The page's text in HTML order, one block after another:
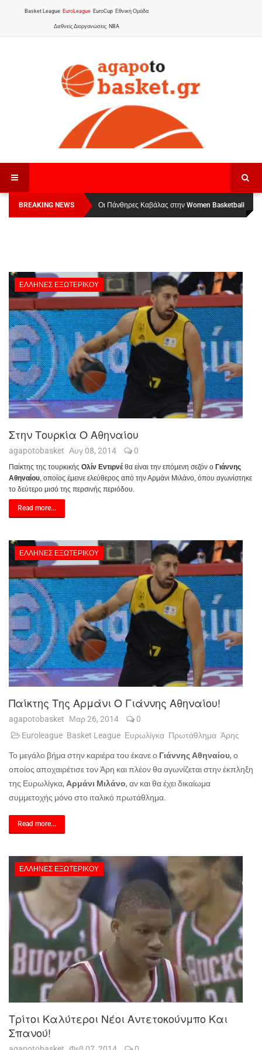
Basket League EuroLeague EuroCup Εθνική Ομάδα
Διεθνείς Διοργανώσεις NBA
BREAKING NEWS
Οι Πάνθηρες Καβάλας στην Women Basketball
League 1
Αναχώρησε για τα Γιάννενα η Εθνική Γυναικών
ΈΛΛΗΝΕΣ ΕΞΩΤΕΡΙΚΟΎ
Στην Τουρκία Ο Αθηναίου
agapotobasket Αυγ 08, 2014 0
Παίκτης της τουρκικής Ολίν Εντιρνέθα είναι την επόμενη σεζόν ο Γιάννης
Αθηναίου, οποίος έμεινε ελεύθερος από την Αρμάνι Μιλάνο, όπου αγωνίστηκε
το δεύτερο μισό της περσινής περιόδου.
Read more...
ΈΛΛΗΝΕΣ ΕΞΩΤΕΡΙΚΟΎ
Παίκτης Της Αρμάνι Ο Γιάννης Αθηναίου!
agapotobasket Μαρ 26, 2014
0
Euroleague Basket League Ευρωλίγκα Πρωτάθλημα Άρης
Το μεγάλο βήμα στην καριέρα του έκανε ο Γιάννης Αθηναίου, ο
οποίος αποχαιρέτισε τον Άρη και πλέον θα αγωνίζεται στην έκπληξη
της Ευρωλίγκα, Αρμάνι Μιλάνο, αν και θα έχει δικαίωμα
συμμετοχής μόνο στο ιταλικό πρωτάθλημα.
Read more...
ΈΛΛΗΝΕΣ ΕΞΩΤΕΡΙΚΟΎ
Τρίτοι Καλύτεροι Νέοι Αντετοκούνμπο Και
Σπανού!